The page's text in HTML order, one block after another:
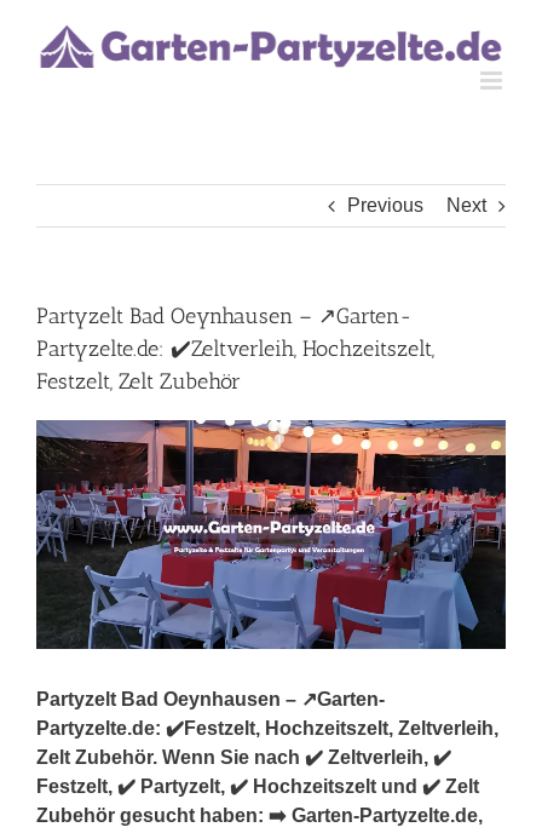
content
Previous Next
Partyzelt Bad Oeynhausen – ↗️Garten-
Partyzelte.de: ✔️Zeltverleih, Hochzeitszelt,
Festzelt, Zelt Zubehör
Partyzelt Bad Oeynhausen – ↗️Garten-
Partyzelte.de: ✔️Festzelt, Hochzeitszelt, Zeltverleih,
Zelt Zubehör. Wenn Sie nach ✔️ Zeltverleih, ✔️
Festzelt, ✔️ Partyzelt, ✔️ Hochzeitszelt und ✔️ Zelt
Zubehör gesucht haben: ➡️ Garten-Partyzelte.de,